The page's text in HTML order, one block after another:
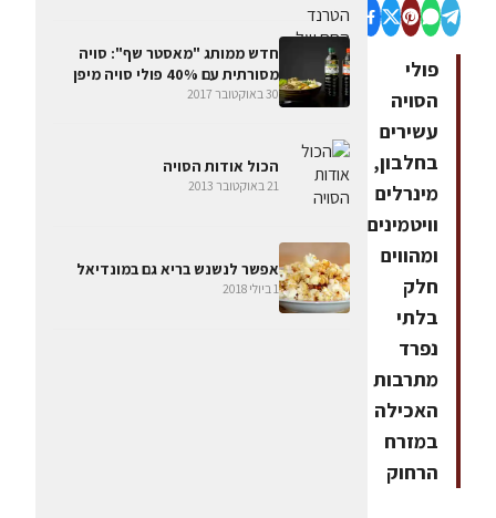
פולי
הסויה
עשירים
בחלבון,
מינרלים
וויטמינים,
ומהווים
חלק
בלתי
נפרד
מתרבות
האכילה
במזרח
הרחוק
חדש ממותג "מאסטר שף": סויה
מסורתית עם 40% פולי סויה מיפן
30 באוקטובר 2017
הכול אודות הסויה
21 באוקטובר 2013
אפשר לנשנש בריא גם במונדיאל
1 ביולי 2018